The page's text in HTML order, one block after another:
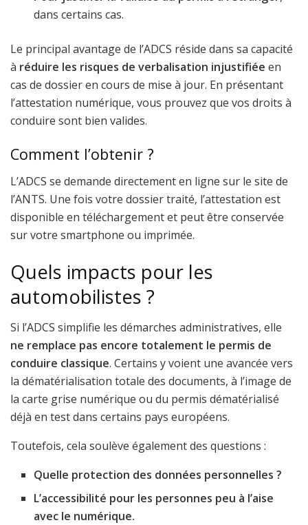
dans certains cas.
Le principal avantage de l’ADCS réside dans sa capacité
à réduire les risques de verbalisation injustifiée en
cas de dossier en cours de mise à jour. En présentant
l’attestation numérique, vous prouvez que vos droits à
conduire sont bien valides.
Comment l’obtenir ?
L’ADCS se demande directement en ligne sur le site de
l’ANTS. Une fois votre dossier traité, l’attestation est
disponible en téléchargement et peut être conservée
sur votre smartphone ou imprimée.
Quels impacts pour les
automobilistes ?
Si l’ADCS simplifie les démarches administratives, elle
ne remplace pas encore totalement le permis de
conduire classique. Certains y voient une avancée vers
la dématérialisation totale des documents, à l’image de
la carte grise numérique ou du permis dématérialisé
déjà en test dans certains pays européens.
Toutefois, cela soulève également des questions :
Quelle protection des données personnelles ?
L’accessibilité pour les personnes peu à l’aise
avec le numérique.